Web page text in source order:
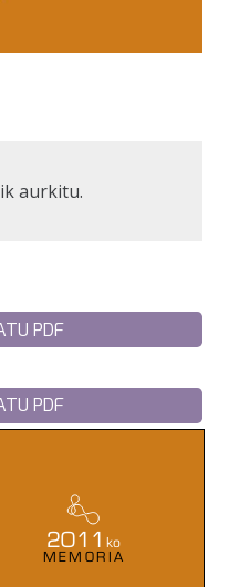
aurkitu.
PDF
PDF